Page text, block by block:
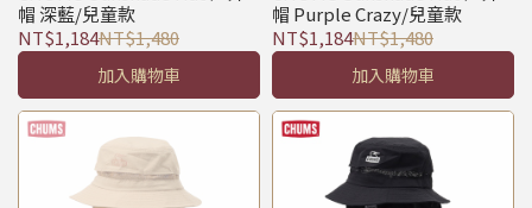
帽 深藍/兒童款
NT$1,184NT$1,480
加入購物車
帽 Purple Crazy/兒童款
NT$1,184NT$1,480
加入購物車